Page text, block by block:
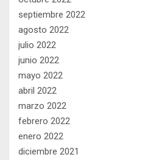
septiembre 2022
agosto 2022
julio 2022
junio 2022
mayo 2022
abril 2022
marzo 2022
febrero 2022
enero 2022
diciembre 2021